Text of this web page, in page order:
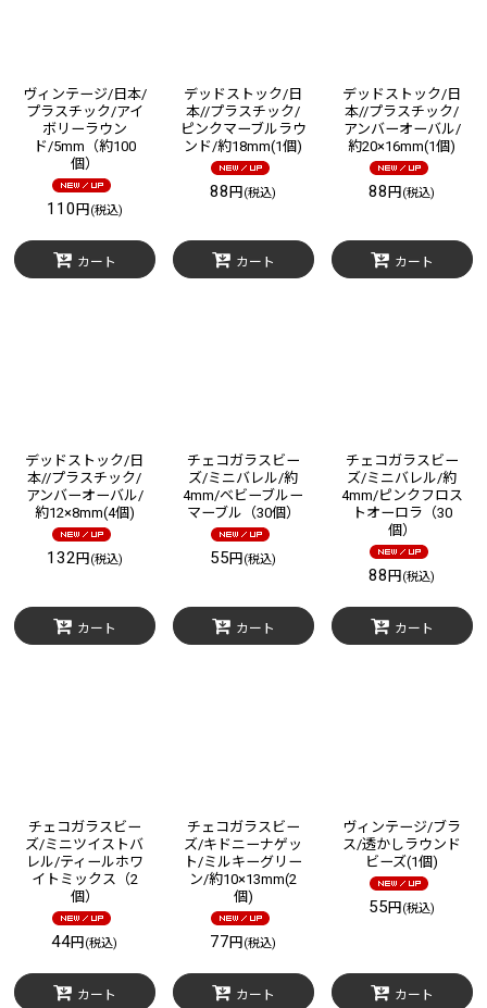
ヴィンテージ/日本/
プラスチック/アイ
ボリーラウン
ド/5mm（約100
個）
110 円 (税込)
カート
デッドストック/日
本//プラスチック/
ピンクマーブルラウ
ンド/約18mm(1個)
88円 (税込)
カート
デッドストック/日
本//プラスチック/
アンバーオーバル/
約20×16mm(1個)
88円 (税込)
カート
デッドストック/日
本//プラスチック/
アンバーオーバル/
約12×8mm(4個)
132 円 (税込)
カート
チェコガラスビー
ズ/ミニバレル/約
4mm/ベビーブルー
マーブル（30個）
55円 (税込)
カート
チェコガラスビー
ズ/ミニバレル/約
4mm/ピンクフロス
トオーロラ（30
個）
88円 (税込)
カート
チェコガラスビー
ズ/ミニツイストバ
レル/ティールホワ
イトミックス（2
個）
44円 (税込)
カート
チェコガラスビー
ズ/キドニーナゲッ
ト/ミルキーグリー
ン/約10×13mm(2
個)
77円 (税込)
カート
ヴィンテージ/ブラ
ス/透かしラウンド
ビーズ(1個)
55円 (税込)
カート